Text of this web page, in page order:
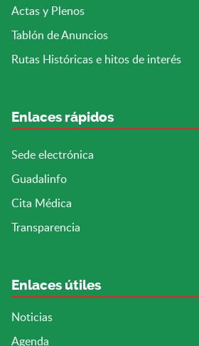
Actas y Plenos
Tablón de Anuncios
Rutas Históricas e hitos de interés
Enlaces rápidos
Sede electrónica
Guadalinfo
Cita Médica
Transparencia
Enlaces útiles
Noticias
Agenda